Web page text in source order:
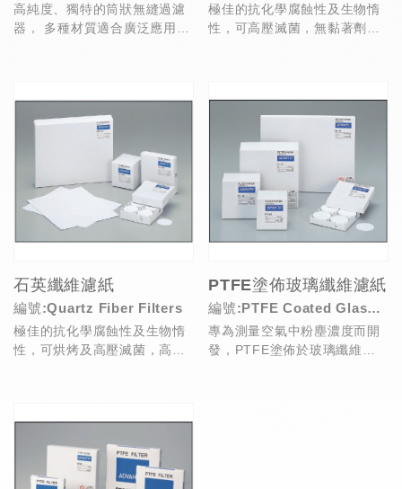
高純度、獨特的筒狀無縫過濾
器， 多種材質適合廣泛應用，
極佳的抗化學腐蝕性及生物惰
性，可高壓滅菌，無黏著劑類
石英纖維濾紙
編號:Quartz Fiber Filters
極佳的抗化學腐蝕性及生物惰
性，可烘烤及高壓滅菌，高純
PTFE塗佈玻璃纖維濾紙
編號:PTFE Coated Glass
Fiber Filters
專為測量空氣中粉塵濃度而開
發，PTFE塗佈於玻璃纖維的